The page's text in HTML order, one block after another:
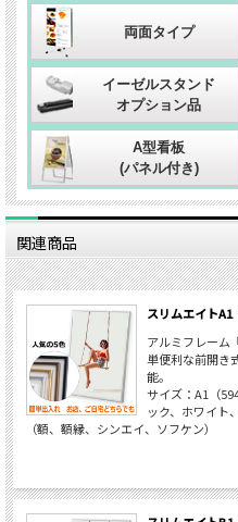
両面タイプ
イーゼルスタンド
オプション品
A型看板
(パネル付き)
関連商品
スリムエイトA1
アルミフレーム
単便利な前開き
能。
サイズ：A1（
ック、ホワイト
（額、額縁、シンエイ、ソフケン）